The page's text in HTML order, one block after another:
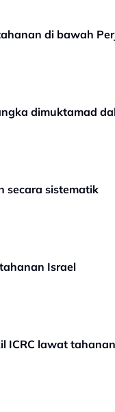
di bawah
dimuktamad
secara sistematik
Israel
ICRC lawat